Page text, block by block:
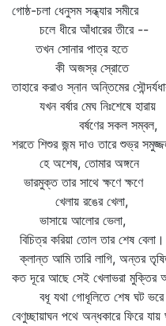
গোষ্ঠ-চলা ধেনুসম সন্ধ্যার সমীরে
চলে ধীরে আঁধারের তীরে --
তখন সোনার পাত্র হতে
কী অজস্র স্রোতে
তাহারে করাও স্নান অন্তিমের
যখন বর্ষার মেঘ নিঃশেষে হারায়
বর্ষণের সকল সম্বল,
শরতে শিশুর জন্ম দাও তারে শুভ্র
হে অশেষ, তোমার অঙ্গনে
ভারমুক্ত তার সাথে ক্ষণে ক্ষণে
খেলায় রঙের খেলা,
ভাসায়ে আলোর ভেলা,
বিচিত্র করিয়া তোল তার শেষ বেলা।
ক্লান্ত আমি তারি লাগি, অন্তর
কত দূরে আছে সেই খেলাভরা মুক্তির
বধূ যথা গোধূলিতে শেষ ঘট ভরে
বেণুচ্ছায়াঘন পথে অন্ধকারে ফিরে যায়